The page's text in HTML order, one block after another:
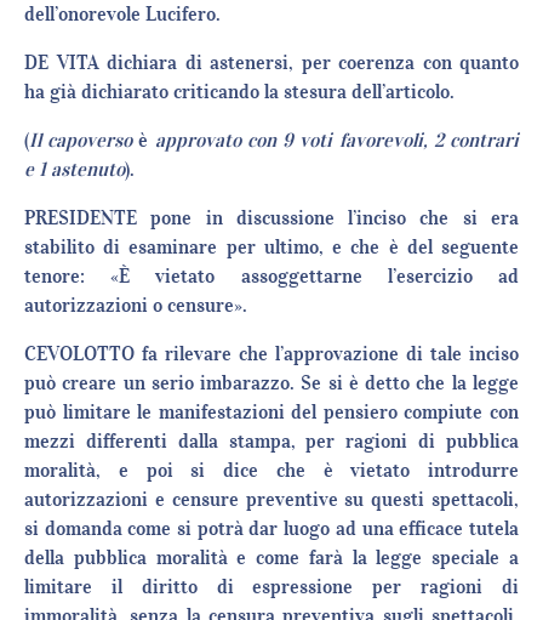
dell’onorevole Lucifero.
DE VITA dichiara di astenersi, per coerenza con quanto
ha già dichiarato criticando la stesura dell’articolo.
(Il capoversoè approvato con 9 voti favorevoli, 2 contrari
e 1 astenuto).
PRESIDENTE pone in discussione l’inciso che si era
stabilito di esaminare per ultimo, e che è del seguente
tenore: «È vietato assoggettarne l’esercizio ad
autorizzazioni o censure».
CEVOLOTTO fa rilevare che l’approvazione di tale inciso
può creare un serio imbarazzo. Se si è detto che la legge
può limitare le manifestazioni del pensiero compiute con
mezzi differenti dalla stampa, per ragioni di pubblica
moralità, e poi si dice che è vietato introdurre
autorizzazioni e censure preventive su questi spettacoli,
si domanda come si potrà dar luogo ad una efficace tutela
della pubblica moralità e come farà la legge speciale a
limitare il diritto di espressione per ragioni di